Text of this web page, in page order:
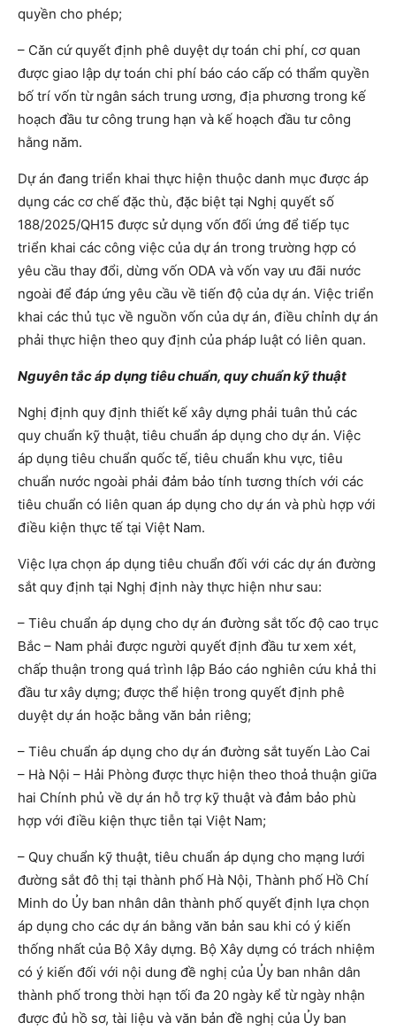
quyền cho phép;
– Căn cứ quyết định phê duyệt dự toán chi phí, cơ quan
được giao lập dự toán chi phí báo cáo cấp có thẩm quyền
bố trí vốn từ ngân sách trung ương, địa phương trong kế
hoạch đầu tư công trung hạn và kế hoạch đầu tư công
hằng năm.
Dự án đang triển khai thực hiện thuộc danh mục được áp
dụng các cơ chế đặc thù, đặc biệt tại Nghị quyết số
188/2025/QH15 được sử dụng vốn đối ứng để tiếp tục
triển khai các công việc của dự án trong trường hợp có
yêu cầu thay đổi, dừng vốn ODA và vốn vay ưu đãi nước
ngoài để đáp ứng yêu cầu về tiến độ của dự án. Việc triển
khai các thủ tục về nguồn vốn của dự án, điều chỉnh dự án
phải thực hiện theo quy định của pháp luật có liên quan.
Nguyên tắc áp dụng tiêu chuẩn, quy chuẩn kỹ thuật
Nghị định quy định thiết kế xây dựng phải tuân thủ các
quy chuẩn kỹ thuật, tiêu chuẩn áp dụng cho dự án. Việc
áp dụng tiêu chuẩn quốc tế, tiêu chuẩn khu vực, tiêu
chuẩn nước ngoài phải đảm bảo tính tương thích với các
tiêu chuẩn có liên quan áp dụng cho dự án và phù hợp với
điều kiện thực tế tại Việt Nam.
Việc lựa chọn áp dụng tiêu chuẩn đối với các dự án đường
sắt quy định tại Nghị định này thực hiện như sau:
– Tiêu chuẩn áp dụng cho dự án đường sắt tốc độ cao trục
Bắc – Nam phải được người quyết định đầu tư xem xét,
chấp thuận trong quá trình lập Báo cáo nghiên cứu khả thi
đầu tư xây dựng; được thể hiện trong quyết định phê
duyệt dự án hoặc bằng văn bản riêng;
– Tiêu chuẩn áp dụng cho dự án đường sắt tuyến Lào Cai
– Hà Nội – Hải Phòng được thực hiện theo thoả thuận giữa
hai Chính phủ về dự án hỗ trợ kỹ thuật và đảm bảo phù
hợp với điều kiện thực tiễn tại Việt Nam;
– Quy chuẩn kỹ thuật, tiêu chuẩn áp dụng cho mạng lưới
đường sắt đô thị tại thành phố Hà Nội, Thành phố Hồ Chí
Minh do Ủy ban nhân dân thành phố quyết định lựa chọn
áp dụng cho các dự án bằng văn bản sau khi có ý kiến
thống nhất của Bộ Xây dựng. Bộ Xây dựng có trách nhiệm
có ý kiến đối với nội dung đề nghị của Ủy ban nhân dân
thành phố trong thời hạn tối đa 20 ngày kể từ ngày nhận
được đủ hồ sơ, tài liệu và văn bản đề nghị của Ủy ban